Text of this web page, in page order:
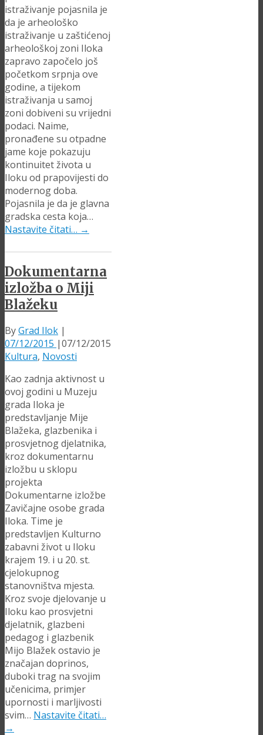
istraživanje pojasnila je
da je arheološko
istraživanje u zaštićenoj
arheološkoj zoni Iloka
zapravo započelo još
početkom srpnja ove
godine, a tijekom
istraživanja u samoj
zoni dobiveni su vrijedni
podaci. Naime,
pronađene su otpadne
jame koje pokazuju
kontinuitet života u
Iloku od prapovijesti do
modernog doba.
Pojasnila je da je glavna
gradska cesta koja…
Nastavite čitati… →
Dokumentarna
izložba o Miji
Blažeku
ByGrad Ilok |
07/12/2015 |07/12/2015
Kultura, Novosti
Kao zadnja aktivnost u
ovoj godini u Muzeju
grada Iloka je
predstavljanje Mije
Blažeka, glazbenika i
prosvjetnog djelatnika,
kroz dokumentarnu
izložbu u sklopu
projekta
Dokumentarne izložbe
Zavičajne osobe grada
Iloka. Time je
predstavljen Kulturno
zabavni život u Iloku
krajem 19. i u 20. st.
cjelokupnog
stanovništva mjesta.
Kroz svoje djelovanje u
Iloku kao prosvjetni
djelatnik, glazbeni
pedagog i glazbenik
Mijo Blažek ostavio je
značajan doprinos,
duboki trag na svojim
učenicima, primjer
upornosti i marljivosti
svim… Nastavite čitati…
→